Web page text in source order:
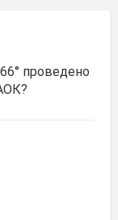
° проведено